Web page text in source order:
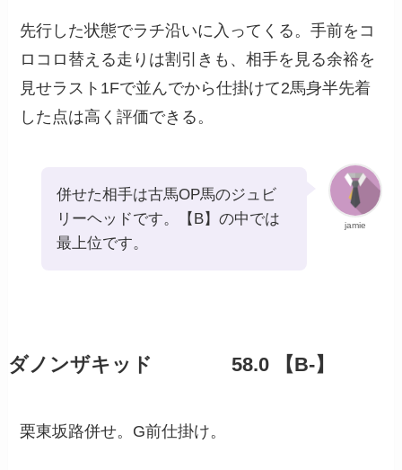
先行した状態でラチ沿いに入ってくる。手前をコ
ロコロ替える走りは割引きも、相手を見る余裕を
見せラスト1Fで並んでから仕掛けて2馬身半先着
した点は高く評価できる。
jamie
併せた相手は古馬OP馬のジュビ
リーヘッドです。【B】の中では
最上位です。
ダノンザキッド 58.0 【B-】
栗東坂路併せ。G前仕掛け。